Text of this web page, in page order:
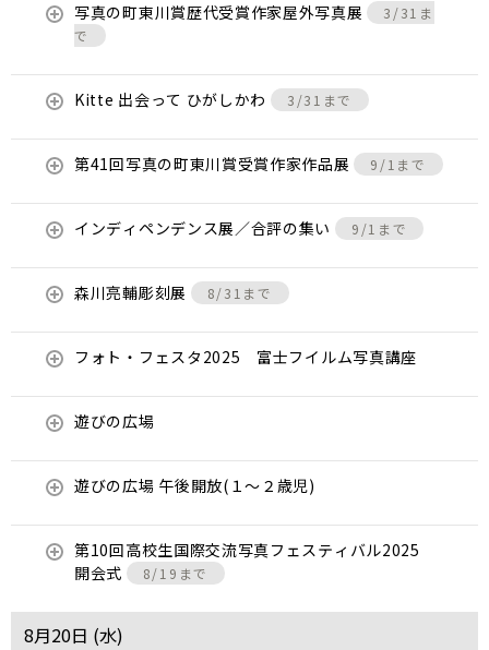
写真の町東川賞歴代受賞作家屋外写真展
3/31ま
で
Kitte 出会って ひがしかわ 3/31まで
第41回写真の町東川賞受賞作家作品展 9/1まで
インディペンデンス展／合評の集い 9/1まで
森川亮輔彫刻展 8/31まで
フォト・フェスタ2025 富士フイルム写真講座
遊びの広場
遊びの広場 午後開放(１～２歳児)
第10回高校生国際交流写真フェスティバル2025
開会式
8/19まで
8月20日 (水)